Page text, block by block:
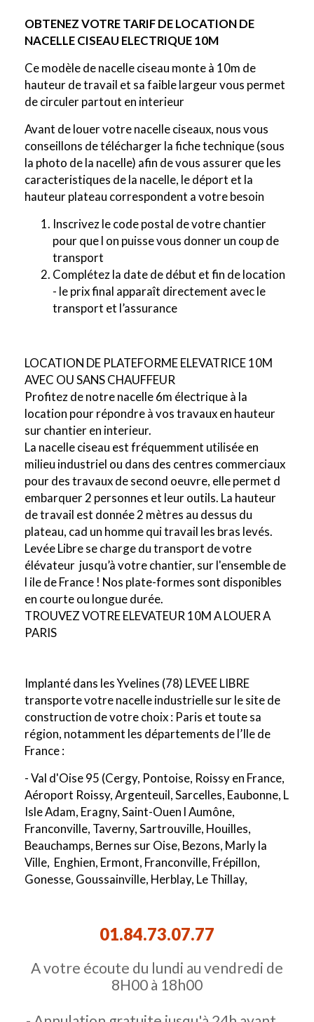
OBTENEZ VOTRE TARIF DE LOCATION DE
NACELLECISEAU ELECTRIQUE 10M
Ce modèle de nacelle ciseau monte à 10m de
hauteur de travail et sa faible largeur vous permet
de circuler partout en interieur
Avant de louer votre nacelle ciseaux, nous vous
conseillons de télécharger la fiche technique (sous
la photo de la nacelle) afin de vous assurer que les
caracteristiques de la nacelle, le déport et la
hauteur plateau correspondent a votre besoin
Inscrivez le code postal de votre chantier
pour que l on puisse vous donner un coup de
transport
Complétez la date de début et fin de location
- le prix final apparaît directement avec le
transport et l’assurance
LOCATION DE PLATEFORME ELEVATRICE 10M
AVEC OU SANS CHAUFFEUR
Profitez de notre nacelle 6m électrique à la
location pour répondre à vos travaux en hauteur
sur chantier en interieur.
La nacelle ciseau est fréquemment utilisée en
milieu industriel ou dans des centres commerciaux
pour des travaux de second oeuvre, elle permet d
embarquer 2 personnes et leur outils. La hauteur
de travail est donnée 2 mètres au dessus du
plateau, cad un homme qui travail les bras levés.
Levée Libre se charge du transport de votre
élévateur jusqu’à votre chantier, sur l'ensemble de
l ile de France ! Nos plate-formes sont disponibles
en courte ou longue durée.
TROUVEZ VOTRE ELEVATEUR 10M A LOUER A
PARIS
Implanté dans les Yvelines (78) LEVEE LIBRE
transporte votre nacelle industrielle sur le site de
construction de votre choix : Paris et toute sa
région, notamment les départements de l’Ile de
France :
- Val d'Oise 95 (Cergy, Pontoise, Roissy en France,
Aéroport Roissy, Argenteuil, Sarcelles, Eaubonne, L
Isle Adam, Eragny, Saint-Ouen l Aumône,
Franconville, Taverny, Sartrouville, Houilles,
Beauchamps, Bernes sur Oise, Bezons, Marly la
Ville, Enghien, Ermont, Franconville, Frépillon,
Gonesse, Goussainville, Herblay, Le Thillay,
Champigny sur marne, Alfortville, Arcueil, Boissy
Cachan, Charenton le Pont, Chennevières sur
Marne, Chevilly Larue, Fresnes, Gentilly, Le Kremlin
01.84.73.07.77
A votre écoute du lundi au vendredi de
8H00 à 18h00